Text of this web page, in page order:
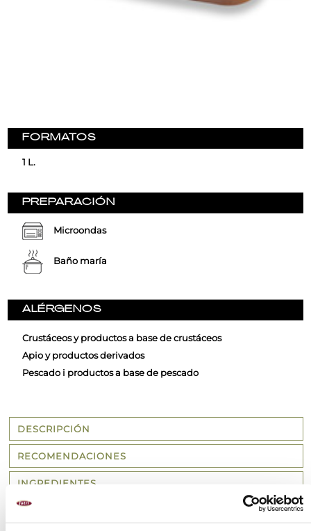
FORMATOS
1 L.
PREPARACIÓN
Microondas
Baño maría
ALÉRGENOS
Crustáceos y productos a base de crustáceos
Apio y productos derivados
Pescado i productos a base de pescado
DESCRIPCIÓN
RECOMENDACIONES
INGREDIENTES
MÉTODO DE PREPARACIÓN